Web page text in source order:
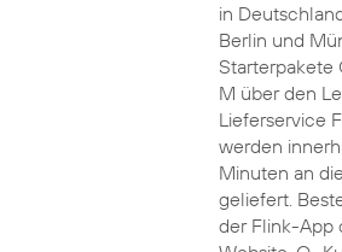
in
Berlin und
Starterpakete
M über den
Lieferservice
werden
Minuten an
geliefert.
der Flink-App